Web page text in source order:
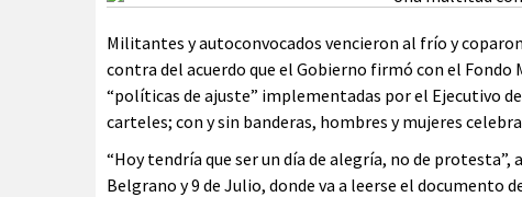
Militantes y autoconvocados vencieron al frío y
contra del acuerdo que el Gobierno firmó con el
“políticas de ajuste” implementadas por el Ejecutivo
carteles; con y sin banderas, hombres y mujeres
“Hoy tendría que ser un día de alegría, no de
Belgrano y 9 de Julio, donde va a leerse el documento